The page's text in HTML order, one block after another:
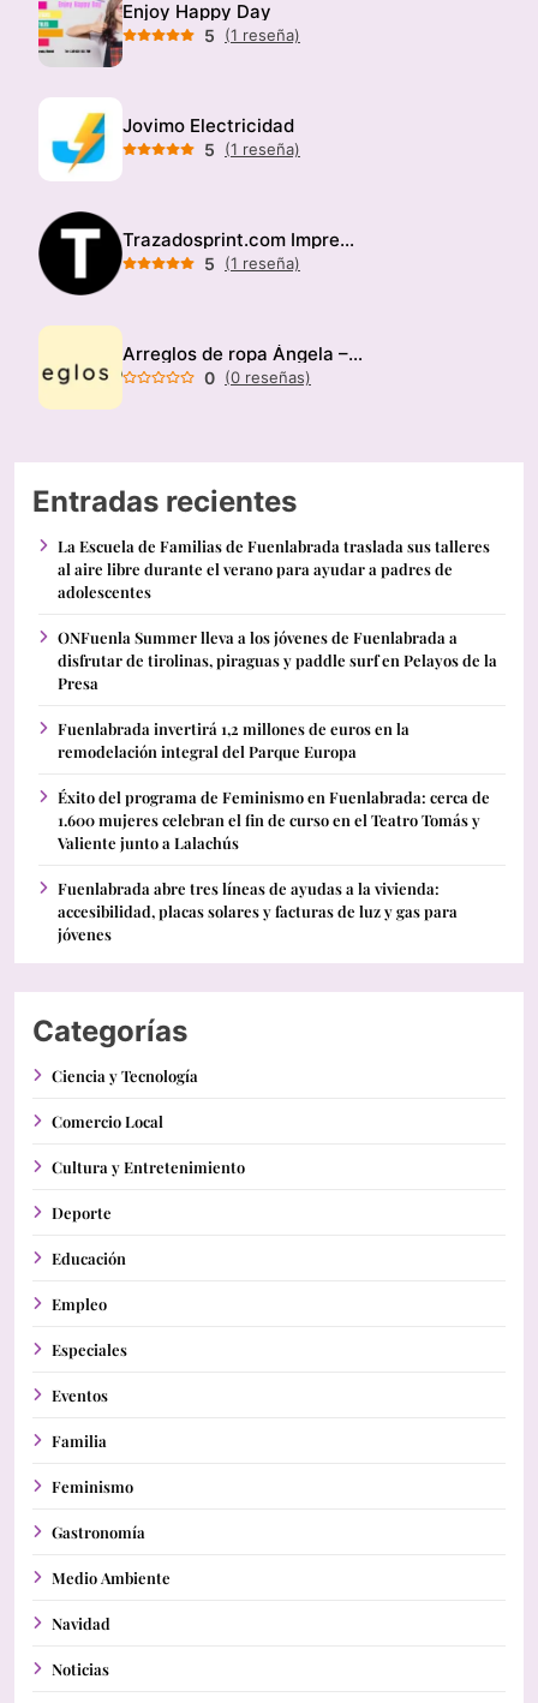
Enjoy Happy Day
5 (1 reseña)
Jovimo Electricidad
5 (1 reseña)
Trazadosprint.com Imprenta
5 (1 reseña)
Arreglos de ropa Ángela – Modista
0 (0 reseñas)
Entradas recientes
La Escuela de Familias de Fuenlabrada traslada sus talleres
al aire libre durante el verano para ayudar a padres de
adolescentes
ONFuenla Summer lleva a los jóvenes de Fuenlabrada a
disfrutar de tirolinas, piraguas y paddle surf en Pelayos de la
Presa
Fuenlabrada invertirá 1,2 millones de euros en la
remodelación integral del Parque Europa
Éxito del programa de Feminismo en Fuenlabrada: cerca de
1.600 mujeres celebran el fin de curso en el Teatro Tomás y
Valiente junto a Lalachús
Fuenlabrada abre tres líneas de ayudas a la vivienda:
accesibilidad, placas solares y facturas de luz y gas para
jóvenes
Categorías
Ciencia y Tecnología
Comercio Local
Cultura y Entretenimiento
Deporte
Educación
Empleo
Especiales
Eventos
Familia
Feminismo
Gastronomía
Medio Ambiente
Navidad
Noticias